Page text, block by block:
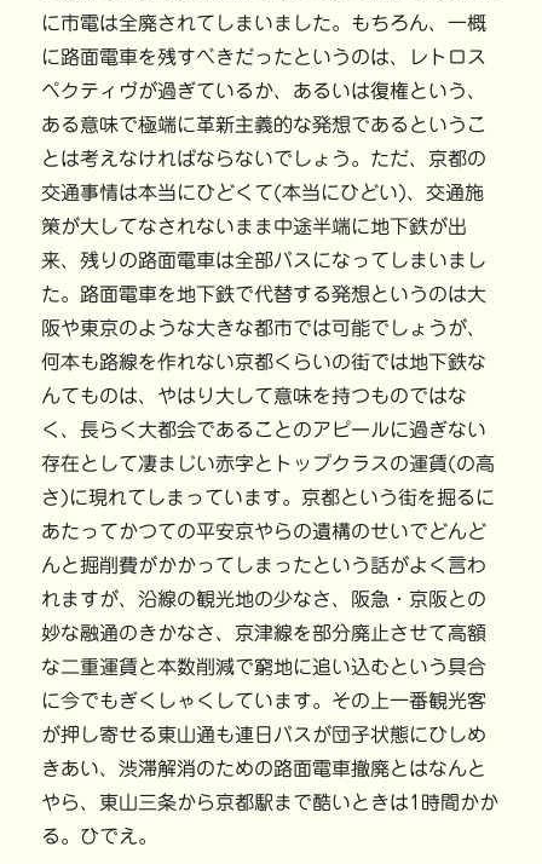
に市電は全廃されてしまいました。もちろん、一概
に路面電車を残すべきだったというのは、レトロス
ペクティヴが過ぎているか、あるいは復権という、
ある意味で極端に革新主義的な発想であるというこ
とは考えなければならないでしょう。ただ、京都の
交通事情は本当にひどくて(本当にひどい)、交通施
策が大してなされないまま中途半端に地下鉄が出
来、残りの路面電車は全部バスになってしまいまし
た。路面電車を地下鉄で代替する発想というのは大
阪や東京のような大きな都市では可能でしょうが、
何本も路線を作れない京都くらいの街では地下鉄な
んてものは、やはり大して意味を持つものではな
く、長らく大都会であることのアピールに過ぎない
存在として凄まじい赤字とトップクラスの運賃(の高
さ)に現れてしまっています。京都という街を掘るに
あたってかつての平安京やらの遺構のせいでどんど
んと掘削費がかかってしまったという話がよく言わ
れますが、沿線の観光地の少なさ、阪急・京阪との
妙な融通のきかなさ、京津線を部分廃止させて高額
な二重運賃と本数削減で窮地に追い込むという具合
に今でもぎくしゃくしています。その上一番観光客
が押し寄せる東山通も連日バスが団子状態にひしめ
きあい、渋滞解消のための路面電車撤廃とはなんと
やら、東山三条から京都駅まで酷いときは1時間かか
る。ひでえ。